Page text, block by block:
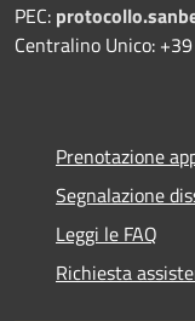
PEC:
Centralino Unico:
Prenotazione
Segnalazione
Leggi le FAQ
Richiesta